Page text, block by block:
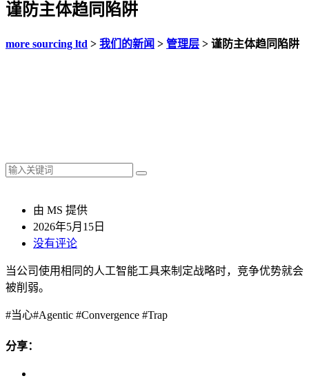
谨防主体趋同陷阱
more sourcing ltd > 我们的新闻 > 管理层 > 谨防主体趋同陷阱
由 MS 提供
2026年5月15日
没有评论
当公司使用相同的人工智能工具来制定战略时，竞争优势就会
被削弱。
#当心#Agentic #Convergence #Trap
分享：